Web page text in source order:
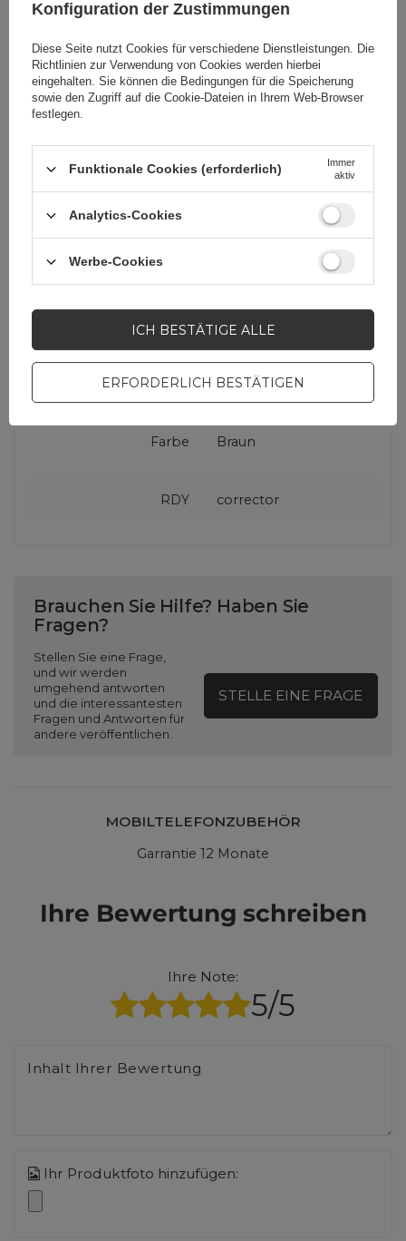
Gerätemodellcode
A2889
A2892
A2891
Kompatibilität -
Zusatzfunktionen
Mit Klappe
Mit Ständer
Mit Geldbörse
Farbe Braun
RDY corrector
Brauchen Sie Hilfe? Haben Sie
Fragen?
Stellen Sie eine Frage,
und wir werden
umgehend antworten
und die interessantesten
Fragen und Antworten für
andere veröffentlichen.
STELLE EINE FRAGE
MOBILTELEFONZUBEHÖR
Garrantie 12 Monate
Ihre Bewertung schreiben
Ihre Note:
5/5
Inhalt Ihrer Bewertung
Ihr Produktfoto hinzufügen:
Konfiguration der Zustimmungen
Diese Seite nutzt Cookies für verschiedene Dienstleistungen. Die
Richtlinien zur Verwendung von Cookies werden hierbei
eingehalten. Sie können die Bedingungen für die Speicherung
sowie den Zugriff auf die Cookie-Dateien in Ihrem Web-Browser
festlegen.
Funktionale Cookies (erforderlich)
Immer
aktiv
Analytics-Cookies
Werbe-Cookies
ERFORDERLICH BESTÄTIGEN
ICH BESTÄTIGE ALLE